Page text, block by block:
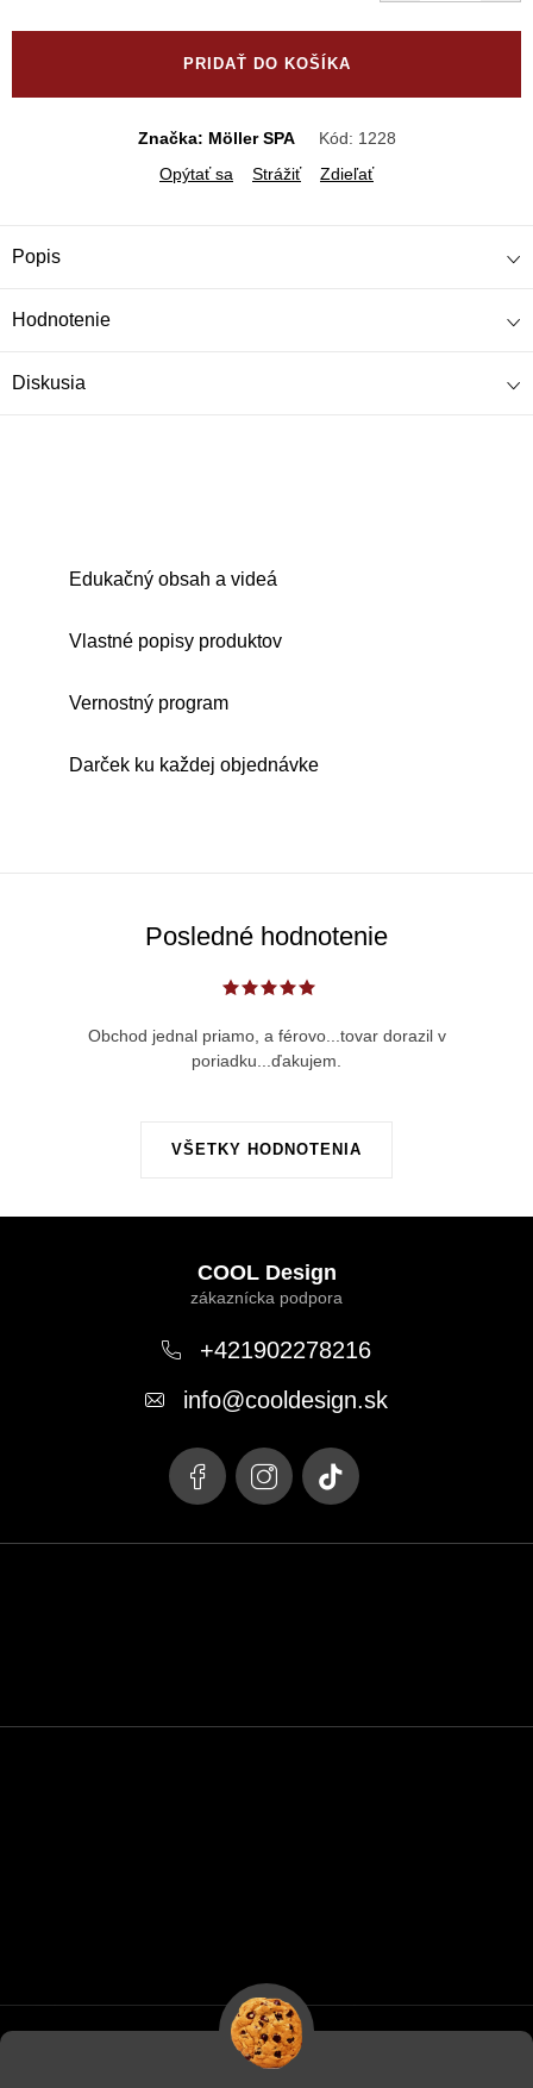
PRIDAŤ DO KOŠÍKA
Značka: Möller SPA Kód: 1228
Opýtať sa
Strážiť Zdieľať
Popis
Hodnotenie
Diskusia
Edukačný obsah a videá
Vlastné popisy produktov
Vernostný program
Darček ku každej objednávke
Posledné hodnotenie
VŠETKY HODNOTENIA
Obchod jednal priamo, a férovo...tovar dorazil v
poriadku...ďakujem.
COOL Design
+421902278216
info@cooldesign.sk